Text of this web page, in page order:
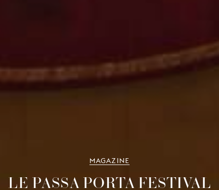
MAGAZINE
LE PASSA PORTA FESTIVAL